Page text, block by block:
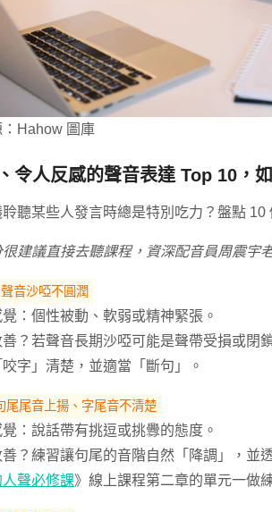
：Hahow 圖庫
令人反感的聲音表達 Top 10，
聽某些人發言時總是特別吃力？盤點
很建議直接去聽課程，資深配音員周震宇
音沙啞不圓潤
：個性被動、軟弱或精神緊張。
？若聲音長期沙啞可能是聲帶受損或閉
字」清楚，並適當「斷句」。
尾音上揚、字尾音不清楚
：說話帶有挑逗或挑釁的態度。
？練習讓句尾的音階自然「降調」，並
聲必修課》線上課程第二章的單元一做